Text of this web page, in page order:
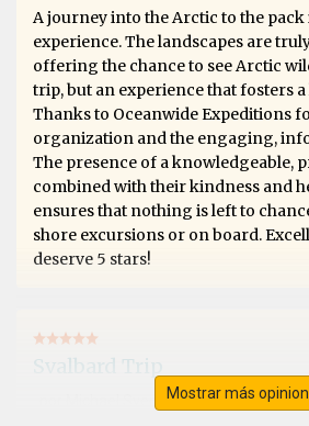
A journey into the Arctic to the pack
experience. The landscapes are
offering the chance to see Arctic
trip, but an experience that fosters
Thanks to Oceanwide Expeditions
organization and the engaging,
The presence of a knowledgeable,
combined with their kindness and
ensures that nothing is left to
shore excursions or on board.
deserve 5 stars!
Svalbard Trip
por Michael Sven Stenico El Ártico
Mostrar más